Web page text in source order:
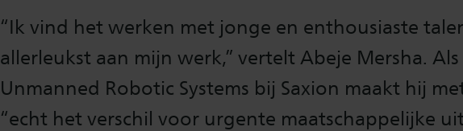
“Ik vind het werken met jonge en enthousiaste
allerleukst aan mijn werk,” vertelt Abeje Mersha.
Unmanned Robotic Systems bij Saxion maakt hij
“echt het verschil voor urgente maatschappelijke